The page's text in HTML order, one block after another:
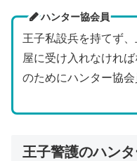
ハンター協会員
王子私設兵を持てず
屋に受け入れなけれ
のためにハンター協
王子警護のハン